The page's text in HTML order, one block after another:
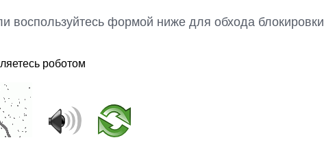
воспользуйтесь формой ниже для обхода блокировки
роботом